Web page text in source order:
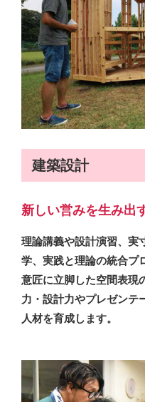
建築設計
新しい営みを生み出
理論講義や設計演習、実
学、実践と理論の統合プ
意匠に立脚した空間表現
力・設計力やプレゼンテ
人材を育成します。